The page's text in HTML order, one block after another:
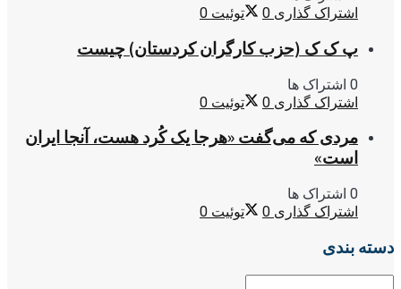
اشتراک گذاری 0 توئیت 0
پ ک ک (حزب کارگران کردستان) چیست
0 اشتراک ها
اشتراک گذاری 0 توئیت 0
مردی که می‌گفت «هرجا یک کُرد هست، آنجا ایران
است»
0 اشتراک ها
اشتراک گذاری 0 توئیت 0
دسته بندی